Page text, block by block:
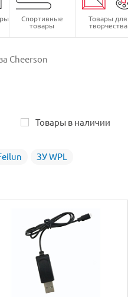
Спортивные
товары
Товары для
творчества
Cheerson
Товары в наличии
ЗУ WPL